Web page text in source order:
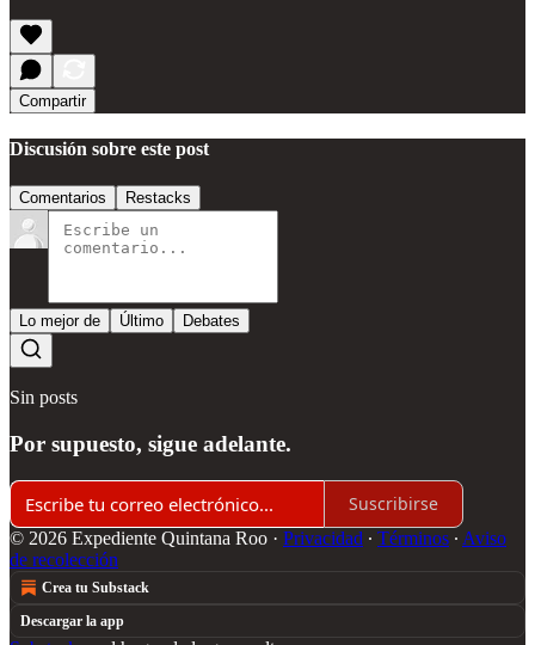
Compartir
Discusión sobre este post
Comentarios Restacks
Lo mejor de Último Debates
Sin posts
Por supuesto, sigue adelante.
Suscribirse
© 2026 Expediente Quintana Roo · Privacidad ∙ Términos ∙ Aviso
de recolección
Crea tu Substack
Descargar la app